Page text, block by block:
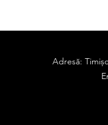
Adresă: